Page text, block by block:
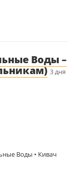
Воды –
3 дня
Воды • Кивач